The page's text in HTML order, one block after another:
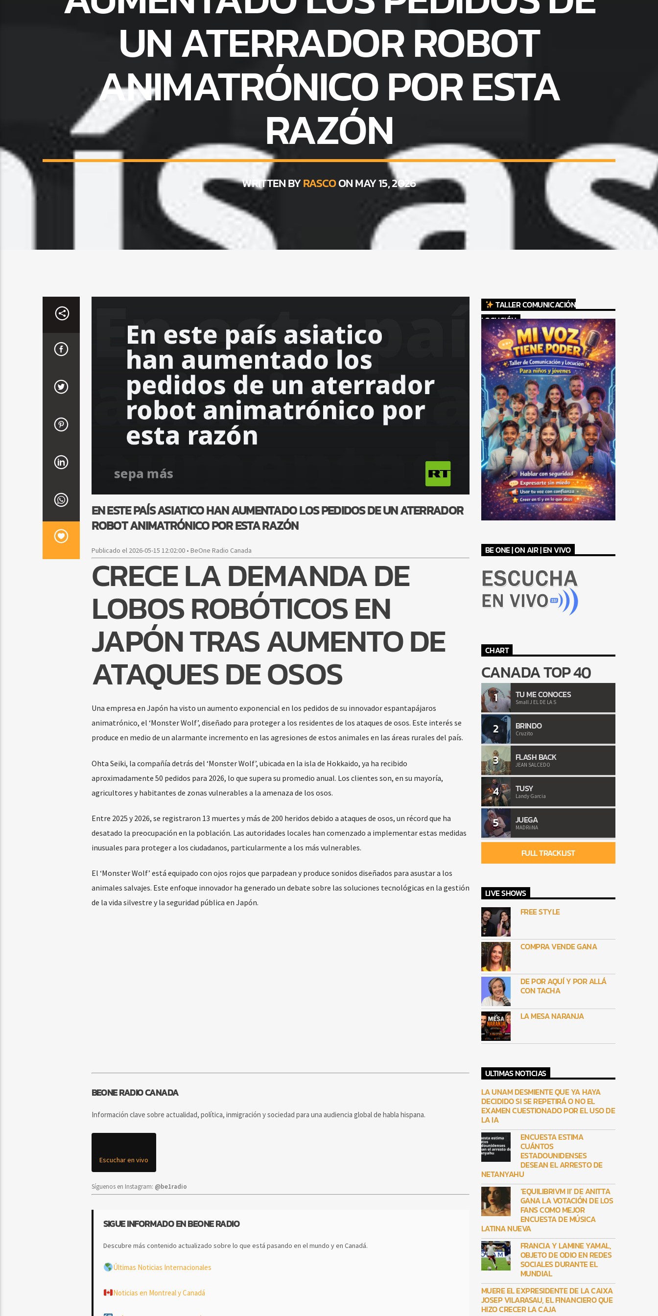
UN ATERRADOR ROBOT
ANIMATRÓNICO POR ESTA
RAZÓN
WRITTEN BYRASCOON MAY 15, 2026
EN ESTE PAÍS ASIATICO HAN AUMENTADO LOS PEDIDOS DE UN ATERRADOR
ROBOT ANIMATRÓNICO POR ESTA RAZÓN
Publicado el 2026-05-15 12:02:00 • BeOne Radio Canada
CRECE LA DEMANDA DE
LOBOS ROBÓTICOS EN
JAPÓN TRAS AUMENTO DE
ATAQUES DE OSOS
Una empresa en Japón ha visto un aumento exponencial en los pedidos de su innovador espantapájaros
animatrónico, el ‘Monster Wolf’, diseñado para proteger a los residentes de los ataques de osos. Este interés se
produce en medio de un alarmante incremento en las agresiones de estos animales en las áreas rurales del país.
Ohta Seiki, la compañía detrás del ‘Monster Wolf’, ubicada en la isla de Hokkaido, ya ha recibido
aproximadamente 50 pedidos para 2026, lo que supera su promedio anual. Los clientes son, en su mayoría,
agricultores y habitantes de zonas vulnerables a la amenaza de los osos.
Entre 2025 y 2026, se registraron 13 muertes y más de 200 heridos debido a ataques de osos, un récord que ha
desatado la preocupación en la población. Las autoridades locales han comenzado a implementar estas medidas
inusuales para proteger a los ciudadanos, particularmente a los más vulnerables.
El ‘Monster Wolf’ está equipado con ojos rojos que parpadean y produce sonidos diseñados para asustar a los
animales salvajes. Este enfoque innovador ha generado un debate sobre las soluciones tecnológicas en la gestión
de la vida silvestre y la seguridad pública en Japón.
BEONE RADIO CANADA
Información clave sobre actualidad, política, inmigración y sociedad para una audiencia global de habla hispana.
Escuchar en vivo
Síguenos en Instagram: @be1radio
SIGUE INFORMADO EN BEONE RADIO
Descubre más contenido actualizado sobre lo que está pasando en el mundo y en Canadá.
Últimas Noticias Internacionales
Noticias en Montreal y Canadá
TALLER COMUNICACIÓN
LOCUCIÓN
BE ONE | ON AIR | EN VIVO
CHART
CANADA TOP 40
1 TU ME CONOCES
Small J EL DE LA S
2 BRINDO
Cruzito
3 FLASH BACK
JEAN SALCEDO
4 TUSY
Landy Garcia
5 JUEGA
MADRiiNA
FULL TRACKLIST
LIVE SHOWS
FREE STYLE
COMPRA VENDE GANA
DE POR AQUÍ Y POR ALLÁ
CON TACHA
LA MESA NARANJA
ULTIMAS NOTICIAS
LA UNAM DESMIENTE QUE YA HAYA
DECIDIDO SI SE REPETIRÁ O NO EL
EXAMEN CUESTIONADO POR EL USO DE
LA IA
ENCUESTA ESTIMA
CUÁNTOS
ESTADOUNIDENSES
DESEAN EL ARRESTO DE
NETANYAHU
‘EQUILIBRIVM II’ DE ANITTA
GANA LA VOTACIÓN DE LOS
FANS COMO MEJOR
ENCUESTA DE MÚSICA
LATINA NUEVA
FRANCIA Y LAMINE YAMAL,
OBJETO DE ODIO EN REDES
SOCIALES DURANTE EL
MUNDIAL
MUERE EL EXPRESIDENTE DE LA CAIXA
JOSEP VILARASAU, EL FINANCIERO QUE
HIZO CRECER LA CAJA